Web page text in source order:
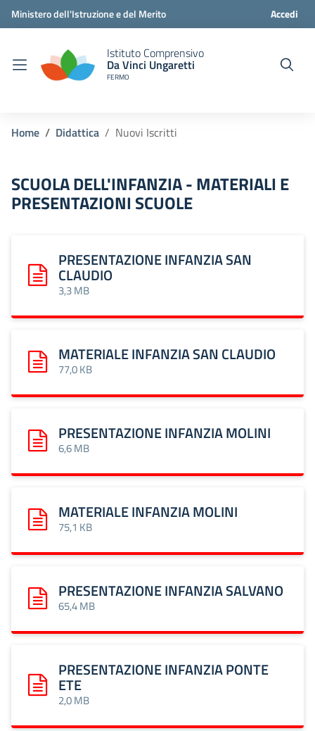
Ministero dell'Istruzione e del Merito Accedi
Istituto Comprensivo
Da Vinci Ungaretti
FERMO
Home Didattica Nuovi Iscritti
SCUOLA DELL'INFANZIA - MATERIALI E
PRESENTAZIONI SCUOLE
Scarica: PRESENTAZIONE INFANZIA SAN CLAUDIO
PRESENTAZIONE INFANZIA SAN
CLAUDIO
3,3 MB
Scarica: MATERIALE INFANZIA SAN CLAUDIO
MATERIALE INFANZIA SAN CLAUDIO
77,0 KB
Scarica: PRESENTAZIONE INFANZIA MOLINI
PRESENTAZIONE INFANZIA MOLINI
6,6 MB
Scarica: MATERIALE INFANZIA MOLINI
MATERIALE INFANZIA MOLINI
75,1 KB
Scarica: PRESENTAZIONE INFANZIA SALVANO
PRESENTAZIONE INFANZIA SALVANO
65,4 MB
Scarica: PRESENTAZIONE INFANZIA PONTE ETE
PRESENTAZIONE INFANZIA PONTE
ETE
2,0 MB